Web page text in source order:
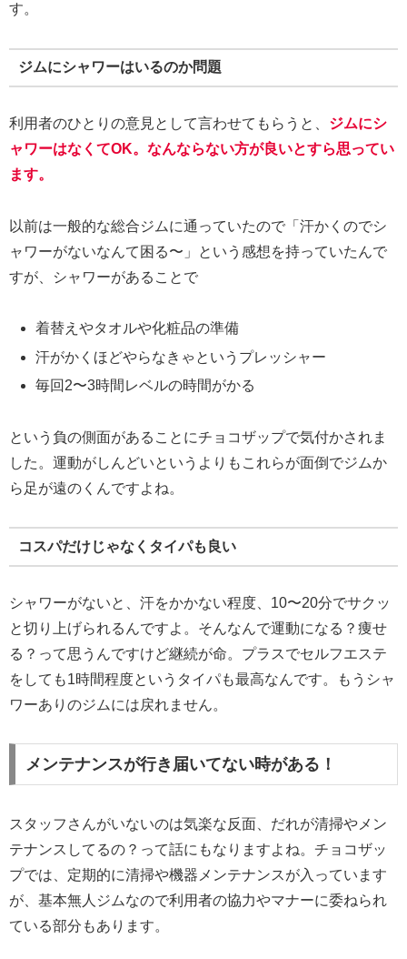
す。
ジムにシャワーはいるのか問題
利用者のひとりの意見として言わせてもらうと、 ジムにシ
ャワーはなくてOK。なんならない方が良いとすら思ってい
ます。
以前は一般的な総合ジムに通っていたので「汗かくのでシ
ャワーがないなんて困る〜」という感想を持っていたんで
すが、シャワーがあることで
着替えやタオルや化粧品の準備
汗がかくほどやらなきゃというプレッシャー
毎回2〜3時間レベルの時間がかる
という負の側面があることにチョコザップで気付かされま
した。運動がしんどいというよりもこれらが面倒でジムか
ら足が遠のくんですよね。
コスパだけじゃなくタイパも良い
シャワーがないと、汗をかかない程度、10〜20分でサクッ
と切り上げられるんですよ。そんなんで運動になる？痩せ
る？って思うんですけど継続が命。プラスでセルフエステ
をしても1時間程度というタイパも最高なんです。もうシャ
ワーありのジムには戻れません。
メンテナンスが行き届いてない時がある！
スタッフさんがいないのは気楽な反面、だれが清掃やメン
テナンスしてるの？って話にもなりますよね。チョコザッ
プでは、定期的に清掃や機器メンテナンスが入っています
が、基本無人ジムなので利用者の協力やマナーに委ねられ
ている部分もあります。